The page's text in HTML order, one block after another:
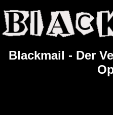
Blackmail - Der